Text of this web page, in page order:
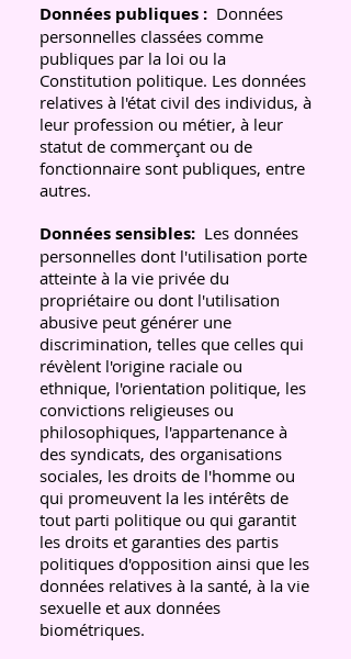
Données publiques : Données
personnelles classées comme
publiques par la loi ou la
Constitution politique. Les données
relatives à l'état civil des individus, à
leur profession ou métier, à leur
statut de commerçant ou de
fonctionnaire sont publiques, entre
autres.
Données sensibles: Les données
personnelles dont l'utilisation porte
atteinte à la vie privée du
propriétaire ou dont l'utilisation
abusive peut générer une
discrimination, telles que celles qui
révèlent l'origine raciale ou
ethnique, l'orientation politique, les
convictions religieuses ou
philosophiques, l'appartenance à
des syndicats, des organisations
sociales, les droits de l'homme ou
qui promeuvent la les intérêts de
tout parti politique ou qui garantit
les droits et garanties des partis
politiques d'opposition ainsi que les
données relatives à la santé, à la vie
sexuelle et aux données
biométriques.